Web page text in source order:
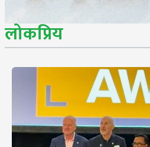
लोकप्रिय